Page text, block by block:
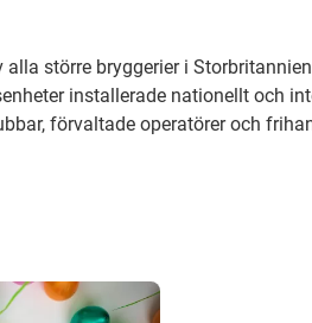
alla större bryggerier i
installerade nationellt och
förvaltade operatörer och